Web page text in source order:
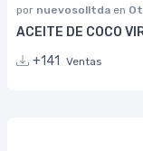
por nuevosolltda en
ACEITE DE COCO
+141
Ventas